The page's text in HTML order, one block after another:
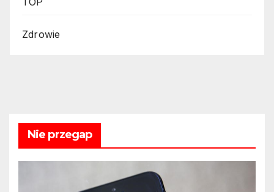
Zdrowie
Nie przegap